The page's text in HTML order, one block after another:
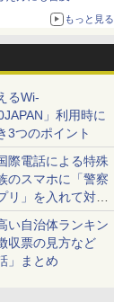
もっと見る
るWi-
」利用時に
3つのポイント
際電話による特殊
のスマホに「警察
リ」を入れて対策
い自治体ランキン
収票の見方など
」まとめ